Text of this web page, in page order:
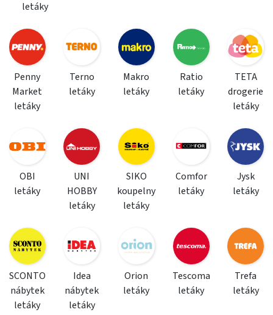
letáky
Penny
Market
letáky
Terno
letáky
Makro
letáky
Ratio
letáky
TETA
drogerie
letáky
OBI
letáky
UNI
HOBBY
letáky
SIKO
koupelny
letáky
Comfor
letáky
Jysk
letáky
SCONTO
nábytek
letáky
Idea
nábytek
letáky
Orion
letáky
Tescoma
letáky
Trefa
letáky